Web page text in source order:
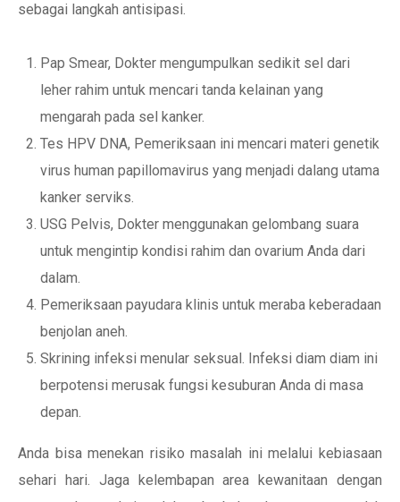
sebagai langkah antisipasi.
Pap Smear, Dokter mengumpulkan sedikit sel dari
leher rahim untuk mencari tanda kelainan yang
mengarah pada sel kanker.
Tes HPV DNA, Pemeriksaan ini mencari materi genetik
virus human papillomavirus yang menjadi dalang utama
kanker serviks.
USG Pelvis, Dokter menggunakan gelombang suara
untuk mengintip kondisi rahim dan ovarium Anda dari
dalam.
Pemeriksaan payudara klinis untuk meraba keberadaan
benjolan aneh.
Skrining infeksi menular seksual. Infeksi diam diam ini
berpotensi merusak fungsi kesuburan Anda di masa
depan.
Anda bisa menekan risiko masalah ini melalui kebiasaan
sehari hari. Jaga kelembapan area kewanitaan dengan